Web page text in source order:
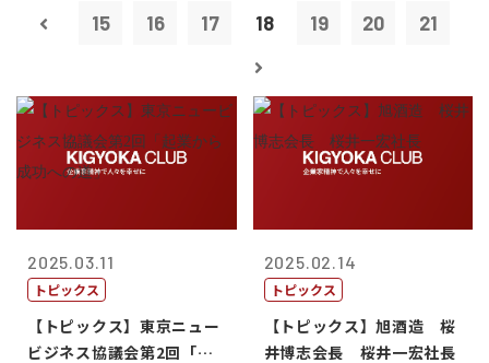
15 16 17 18 19 20 21
2025.03.11
トピックス
【トピックス】東京ニュー
ビジネス協議会第2回「起
2025.02.14
トピックス
【トピックス】旭酒造 桜
井博志会長 桜井一宏社長